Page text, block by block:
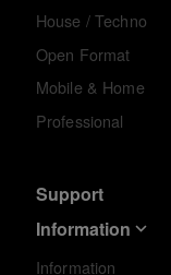
House / Techno
Open Format
Mobile & Home
Professional
Support
Information
Information